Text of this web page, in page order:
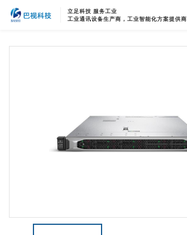
立足科技 服务工业
工业通讯设备生产商，工业智能化方案提供商
巴视自有产品
首页 商用产品 巴视自有产品